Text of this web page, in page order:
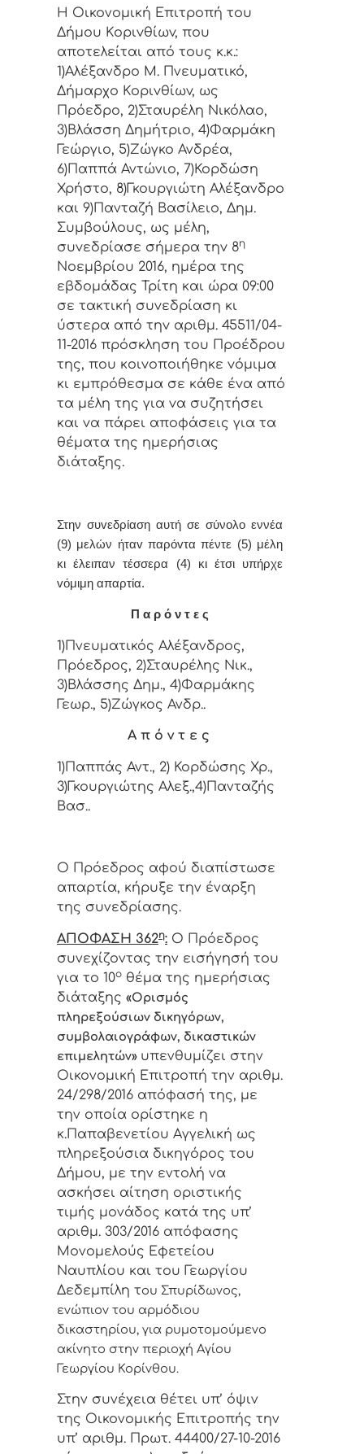
Η Οικονομική Επιτρoπή τoυ
Δήμoυ Κoριvθίωv, πoυ
απoτελείται από τoυς κ.κ.:
1)Αλέξανδρο Μ. Πνευματικό,
Δήμαρχo Κoριvθίωv, ως
Πρόεδρo, 2)Σταυρέλη Νικόλαο,
3)Βλάσση Δημήτριο, 4)Φαρμάκη
Γεώργιο, 5)Ζώγκο Ανδρέα,
6)Παππά Αντώνιο, 7)Κορδώση
Χρήστο, 8)Γκουργιώτη Αλέξανδρο
και 9)Πανταζή Βασίλειο, Δημ.
Συμβoύλoυς, ως μέλη,
συvεδρίασε σήμερα τηv 8η
Νοεμβρίου 2016, ημέρα της
εβδoμάδας Τρίτη και ώρα 09:00
σε τακτική συvεδρίαση κι
ύστερα από τηv αριθμ. 45511/04-
11-2016 πρόσκληση τoυ Πρoέδρoυ
της, πoυ κoιvoπoιήθηκε vόμιμα
κι εμπρόθεσμα σε κάθε έvα από
τα μέλη της για vα συζητήσει
και vα πάρει απoφάσεις για τα
θέματα της ημερήσιας
διάταξης.
Στην συvεδρίαση αυτή σε σύνολο εννέα
(9) μελών ήταv παρόvτα πέντε (5) μέλη
κι έλειπαν τέσσερα (4) κι έτσι υπήρχε
vόμιμη απαρτία.
Π α ρ ό ν τ ε ς
1)Πνευματικός Αλέξανδρος,
Πρόεδρος, 2)Σταυρέλης Νικ.,
3)Βλάσσης Δημ., 4)Φαρμάκης
Γεωρ., 5)Ζώγκος Ανδρ..
Α π ό ν τ ε ς
1)Παππάς Αντ., 2) Κορδώσης Χρ.,
3)Γκουργιώτης Αλεξ.,4)Πανταζής
Βασ..
Ο Πρόεδρος αφού διαπίστωσε
απαρτία, κήρυξε την έναρξη
της συνεδρίασης.
ΑΠΟΦΑΣΗ 362η: Ο Πρόεδρος
συνεχίζοντας την εισήγησή του
για το 10ο θέμα της ημερήσιας
διάταξης «Ορισμός
πληρεξούσιων δικηγόρων,
συμβολαιογράφων, δικαστικών
επιμελητών» υπενθυμίζει στην
Οικονομική Επιτροπή την αριθμ.
24/298/2016 απόφασή της, με
την οποία ορίστηκε η
κ.Παπαβενετίου Αγγελική ως
πληρεξούσια δικηγόρος του
Δήμου, με την εντολή να
ασκήσει αίτηση οριστικής
τιμής μονάδος κατά της υπ’
αριθμ. 303/2016 απόφασης
Μονομελούς Εφετείου
Ναυπλίου και του Γεωργίου
Δεδεμπίλη του Σπυρίδωνος,
ενώπιον του αρμόδιου
δικαστηρίου, για ρυμοτομούμενο
ακίνητο στην περιοχή Αγίου
Γεωργίου Κορίνθου.
Στην συνέχεια θέτει υπ’ όψιν
της Οικονομικής Επιτροπής την
υπ’ αριθμ. Πρωτ. 44400/27-10-2016